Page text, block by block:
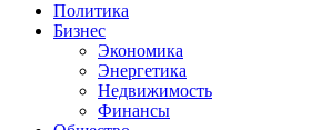
Политика
Бизнес
Экономика
Энергетика
Недвижимость
Финансы